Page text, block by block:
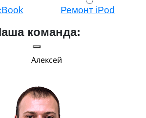
Ремонт iPod
команда:
Алексей